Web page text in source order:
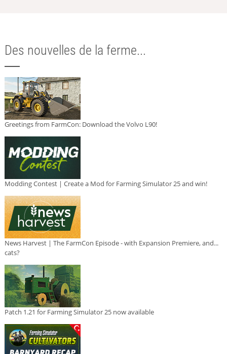
Des nouvelles de la ferme...
Greetings from FarmCon: Download the Volvo L90!
Modding Contest | Create a Mod for Farming Simulator 25 and win!
News Harvest | The FarmCon Episode - with Expansion Premiere, and...
cats?
Patch 1.21 for Farming Simulator 25 now available